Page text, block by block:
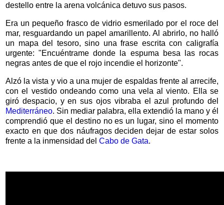
destello entre la arena volcánica detuvo sus pasos.
Era un pequeño frasco de vidrio esmerilado por el roce del
mar, resguardando un papel amarillento. Al abrirlo, no halló
un mapa del tesoro, sino una frase escrita con caligrafía
urgente: "Encuéntrame donde la espuma besa las rocas
negras antes de que el rojo incendie el horizonte".
Alzó la vista y vio a una mujer de espaldas frente al arrecife,
con el vestido ondeando como una vela al viento. Ella se
giró despacio, y en sus ojos vibraba el azul profundo del
Mediterráneo. Sin mediar palabra, ella extendió la mano y él
comprendió que el destino no es un lugar, sino el momento
exacto en que dos náufragos deciden dejar de estar solos
frente a la inmensidad del Cabo de Gata.